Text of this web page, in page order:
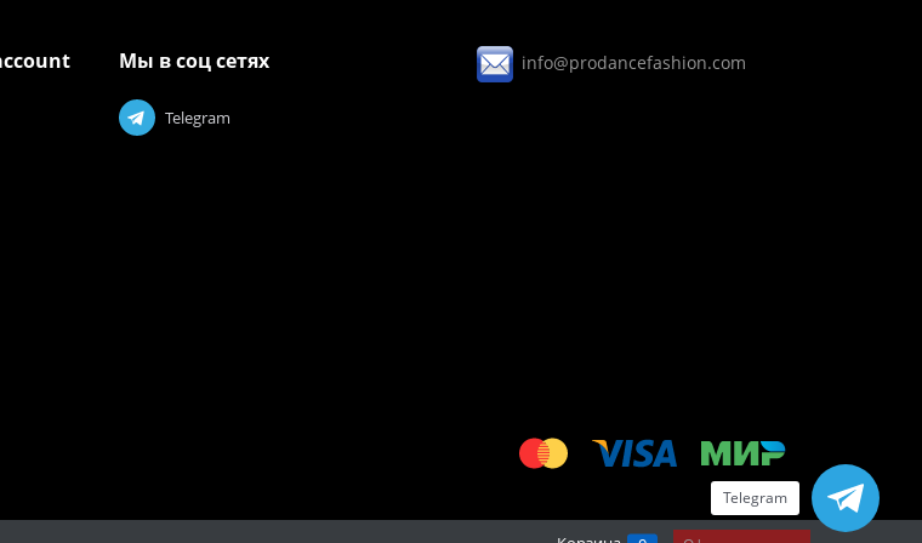
Мы в соц сетях
Telegram
info@prodancefashion.com
Telegram